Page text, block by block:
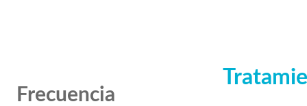
Frecuencia